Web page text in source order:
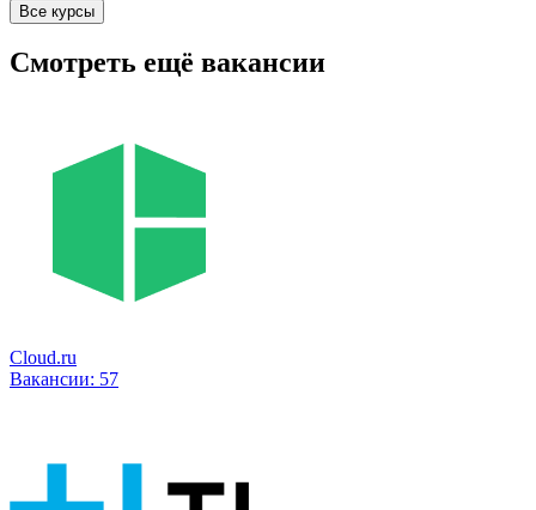
Все курсы
Смотреть ещё вакансии
Cloud.ru
Вакансии: 57